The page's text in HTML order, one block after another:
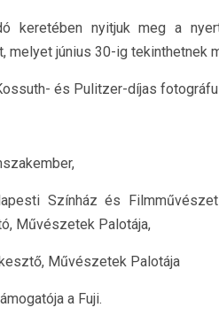
keretében nyitjuk meg a
június 30-ig tekinthetnek
és Pulitzer-díjas
Színház és
Művészetek Palotája,
Művészetek Palotája
a Fuji.